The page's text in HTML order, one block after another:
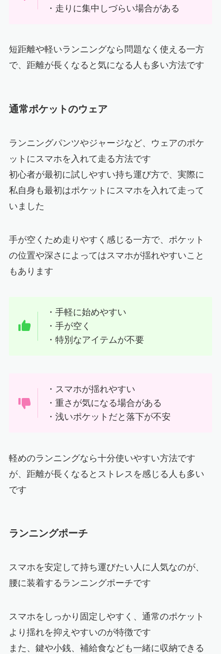
・走りに集中しづらい場合がある
短距離や軽いランニングなら問題なく使える一方
で、距離が長くなると気になる人も多い方法です
通常ポケットのウェア
ランニングパンツやジャージなど、ウェアのポケ
ットにスマホを入れて走る方法です
初心者が最初に試しやすい持ち運び方で、実際に
私自身も最初はポケットにスマホを入れて走って
いました
手が空くため走りやすく感じる一方で、ポケット
の位置や深さによってはスマホが揺れやすいこと
もあります
・手軽に始めやすい
・手が空く
・特別なアイテムが不要
・スマホが揺れやすい
・重さが気になる場合がある
・浅いポケットだと落下が不安
軽めのランニングなら十分使いやすい方法です
が、距離が長くなるとストレスを感じる人も多い
です
ランニングポーチ
スマホを安定して持ち運びたい人に人気なのが、
腰に装着するランニングポーチです
スマホをしっかり固定しやすく、通常のポケット
より揺れを抑えやすいのが特徴です
また、鍵や小銭、補給食なども一緒に収納できる